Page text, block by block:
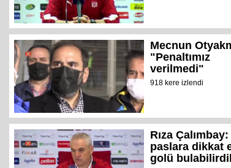
Mecnun
"Penaltımız
verilmedi"
918 kere izlendi
Rıza
paslara dikkat
golü